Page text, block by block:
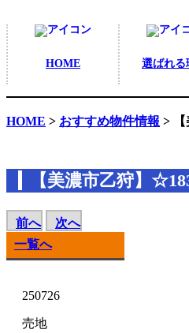
HOME 選ばれる
HOME > おすすめ物件情報 >
【美濃市乙狩】
前へ
次へ
一覧へ
250726
売地